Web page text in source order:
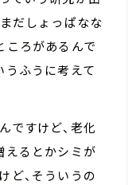
だしょっぱなな
ころがあるんで
うふうに考えて
ですけど、老化
えるとかシミが
ど、そういうの